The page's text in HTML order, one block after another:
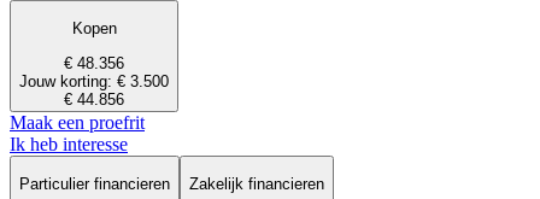
Kopen
€ 48.356
Jouw korting: € 3.500
€ 44.856
Maak een proefrit
Ik heb interesse
Particulier financieren
Zakelijk financieren